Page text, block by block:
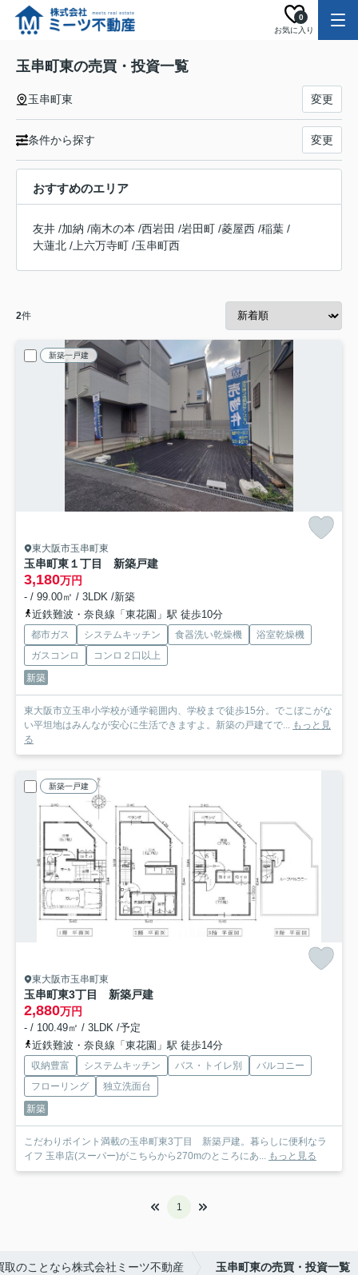
お気に入り
0
玉串町東の売買・投資一覧
玉串町東 変更
条件から探す 変更
おすすめのエリア
友井 /加納 /南木の本 /西岩田 /岩田町 /菱屋西 /稲葉 /
大蓮北 / 上六万寺町 /玉串町西
2件
新築一戸建
東大阪市玉串町東
玉串町東１丁目 新築戸建
3,180万円
- / 99.00㎡ / 3LDK /新築
近鉄難波・奈良線「東花園」駅 徒歩10分
都市ガス システムキッチン 食器洗い乾燥機
浴室乾燥機
ガスコンロ
コンロ２口以上
新築
東大阪市立玉串小学校が通学範囲内、学校まで徒歩15分。でこぼこがな
い平坦地はみんなが安心に生活できますよ。新築の戸建てで... もっと見
る
新築一戸建
東大阪市玉串町東
玉串町東3丁目 新築戸建
2,880万円
- / 100.49㎡ / 3LDK /予定
近鉄難波・奈良線「東花園」駅 徒歩14分
収納豊富 システムキッチン バス・トイレ別
バルコニー
フローリング
独立洗面台
新築
こだわりポイント満載の玉串町東3丁目 新築戸建。暮らしに便利なラ
イフ 玉串店(スーパー)がこちらから270mのところにあ... もっと見る
1
取のことなら株式会社ミーツ不動産 玉串町東の売買・投資一覧